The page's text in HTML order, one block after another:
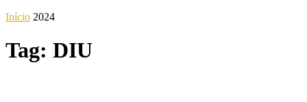
Início 2024
Tag: DIU